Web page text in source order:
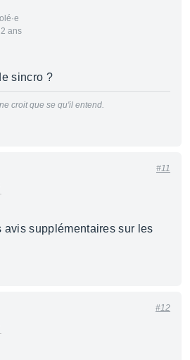
ans
sincro ?
croit que se qu'il entend.
#11
avis supplémentaires sur les
#12